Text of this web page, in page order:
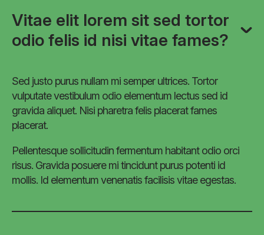
Vitae elit lorem sit sed tortor
odio felis id nisi vitae fames?
Sed justo purus nullam mi semper ultrices. Tortor
vulputate vestibulum odio elementum lectus sed id
gravida aliquet. Nisi pharetra felis placerat fames
placerat.
Pellentesque sollicitudin fermentum habitant odio orci
risus. Gravida posuere mi tincidunt purus potenti id
mollis. Id elementum venenatis facilisis vitae egestas.